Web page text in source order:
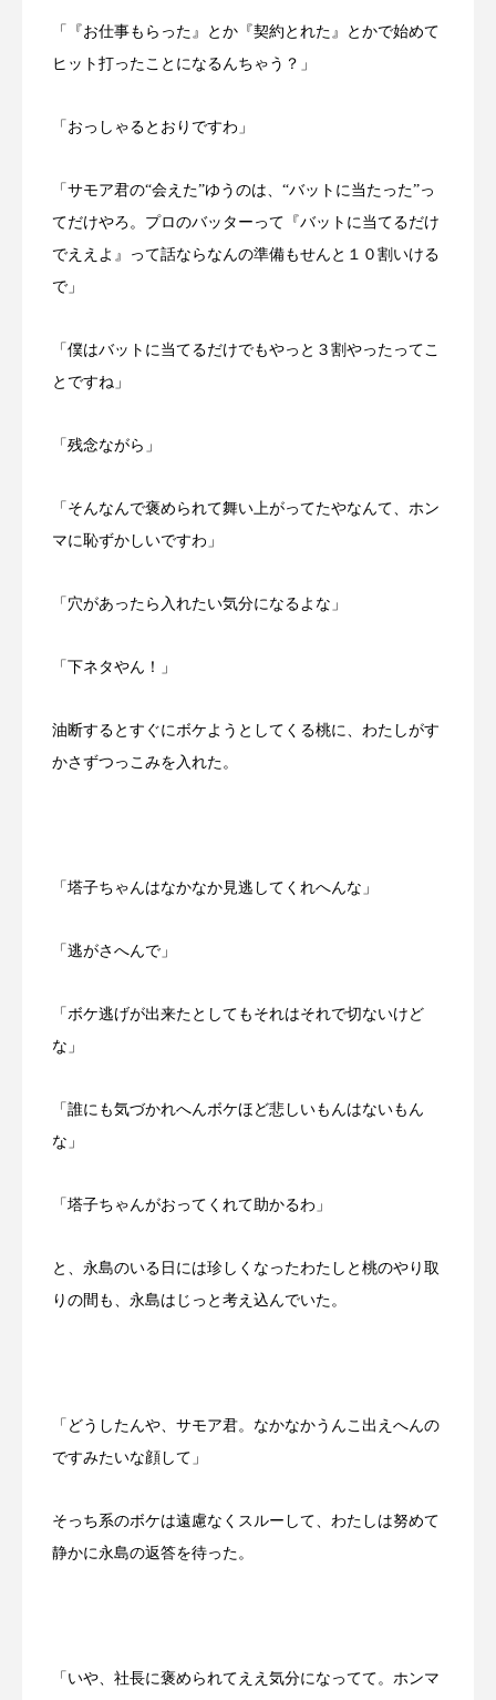
「『お仕事もらった』とか『契約とれた』とかで始めて
ヒット打ったことになるんちゃう？」
「おっしゃるとおりですわ」
「サモア君の“会えた”ゆうのは、“バットに当たった”っ
てだけやろ。プロのバッターって『バットに当てるだけ
でええよ』って話ならなんの準備もせんと１０割いける
で」
「僕はバットに当てるだけでもやっと３割やったってこ
とですね」
「残念ながら」
「そんなんで褒められて舞い上がってたやなんて、ホン
マに恥ずかしいですわ」
「穴があったら入れたい気分になるよな」
「下ネタやん！」
油断するとすぐにボケようとしてくる桃に、わたしがす
かさずつっこみを入れた。
「塔子ちゃんはなかなか見逃してくれへんな」
「逃がさへんで」
「ボケ逃げが出来たとしてもそれはそれで切ないけど
な」
「誰にも気づかれへんボケほど悲しいもんはないもん
な」
「塔子ちゃんがおってくれて助かるわ」
と、永島のいる日には珍しくなったわたしと桃のやり取
りの間も、永島はじっと考え込んでいた。
「どうしたんや、サモア君。なかなかうんこ出えへんの
ですみたいな顔して」
そっち系のボケは遠慮なくスルーして、わたしは努めて
静かに永島の返答を待った。
「いや、社長に褒められてええ気分になってて。ホンマ